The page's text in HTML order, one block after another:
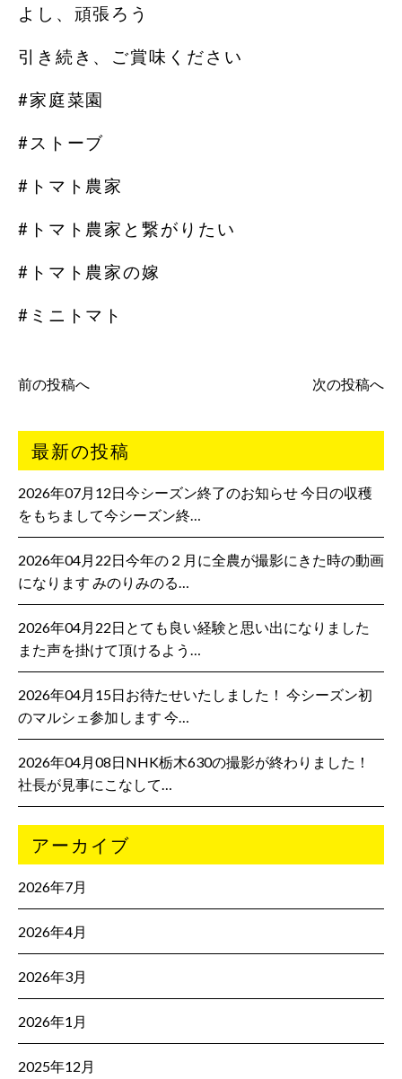
よし、頑張ろう️
引き続き、ご賞味ください
#家庭菜園
#ストーブ
#トマト農家
#トマト農家と繋がりたい
#トマト農家の嫁
#ミニトマト
前の投稿へ 次の投稿へ
最新の投稿
2026年07月12日今シーズン終了のお知らせ 今日の収穫
をもちまして今シーズン終…
2026年04月22日今年の２月に全農が撮影にきた時の動画
になります みのりみのる…
2026年04月22日とても良い経験と思い出になりました
また声を掛けて頂けるよう…
2026年04月15日お待たせいたしました！ 今シーズン初
のマルシェ参加します 今…
2026年04月08日NHK栃木630の撮影が終わりました！
社長が見事にこなして…
アーカイブ
2026年7月
2026年4月
2026年3月
2026年1月
2025年12月